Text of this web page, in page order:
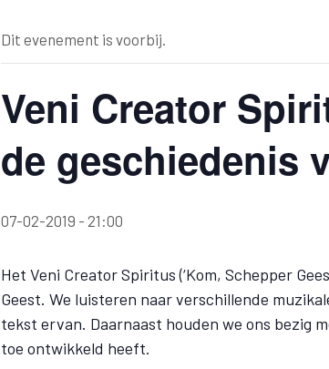
Dit evenement is voorbij.
Veni Creator
de geschiedenis
07-02-2019 - 21:00
Het Veni Creator Spiritus (‘Kom, Schepper
Geest. We luisteren naar verschillende
tekst ervan. Daarnaast houden we ons bezig
toe ontwikkeld heeft.